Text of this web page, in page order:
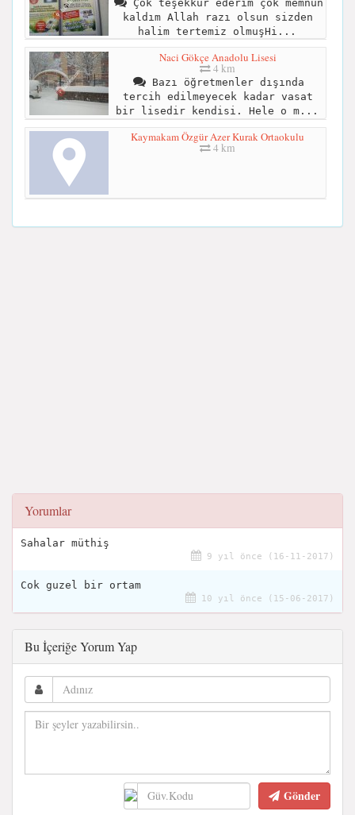
Çok teşekkür ederim çok memnun
kaldım Allah razı olsun sizden
halim tertemiz olmuşHi...
Naci Gökçe Anadolu Lisesi
4 km
Bazı öğretmenler dışında
tercih edilmeyecek kadar vasat
bir lisedir kendisi. Hele o m...
Kaymakam Özgür Azer Kurak Ortaokulu
4 km
Yorumlar
Sahalar müthiş
9 yıl önce (16-11-2017)
Cok guzel bir ortam
10 yıl önce (15-06-2017)
Bu İçeriğe Yorum Yap
Gönder